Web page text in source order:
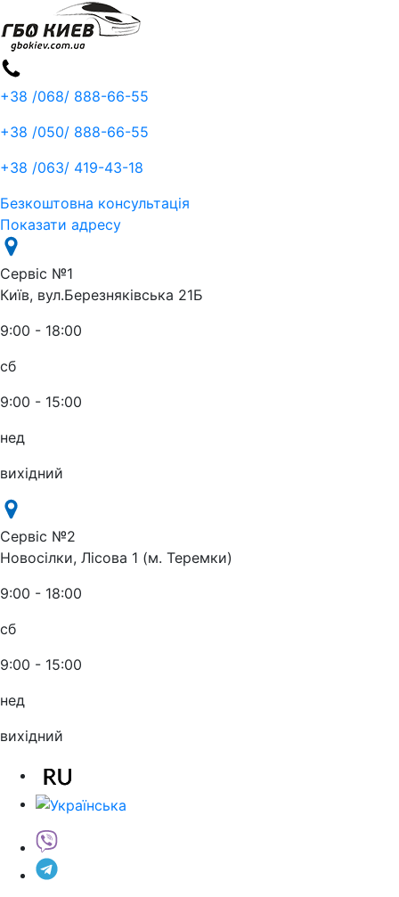
+38 /068/ 888-66-55
+38 /050/ 888-66-55
+38 /063/ 419-43-18
Безкоштовна консультація
Показати адресу
Сервіс №1
Київ, вул.Березняківська 21Б
9:00 - 18:00
сб
9:00 - 15:00
нед
вихідний
Сервіс №2
Новосілки, Лісова 1 (м. Теремки)
9:00 - 18:00
сб
9:00 - 15:00
нед
вихідний